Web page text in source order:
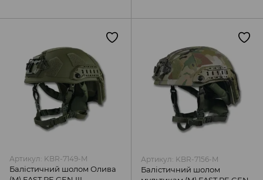
Артикул: KBR-7149-M
Балістичний шолом Олива
Артикул: KBR-7156-M
Балістичний шолом